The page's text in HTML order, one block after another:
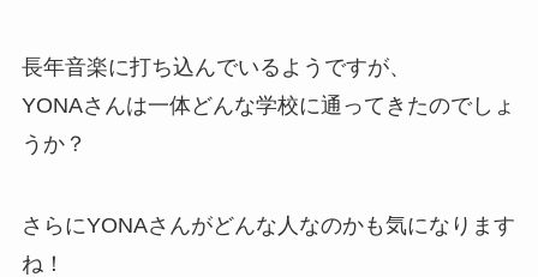
長年音楽に打ち込んでいるようですが、
YONAさんは一体どんな学校に通ってきたのでしょ
うか？
さらにYONAさんがどんな人なのかも気になります
ね！